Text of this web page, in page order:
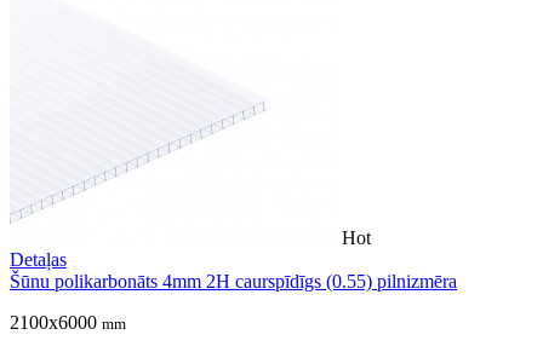
Hot
Detaļas
Šūnu polikarbonāts 4mm 2H caurspīdīgs (0.55) pilnizmēra
2100x6000 mm